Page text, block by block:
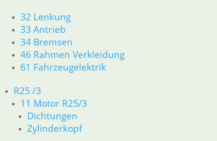
32 Lenkung
33 Antrieb
34 Bremsen
46 Rahmen Verkleidung
61 Fahrzeugelektrik
R25 /3
11 Motor R25/3
Dichtungen
Zylinderkopf
Nieten für Bremsbelag
4,50€
Artikelnummer: 9949213-1
inkl. MwSt.
In den Warenkorb
Bremsbelag
19,85€